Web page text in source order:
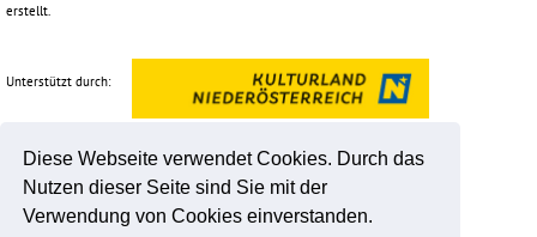
Diese Webseite verwendet Cookies. Durch das
Nutzen dieser Seite sind Sie mit der
Verwendung von Cookies einverstanden.
erstellt.
Unterstützt durch: